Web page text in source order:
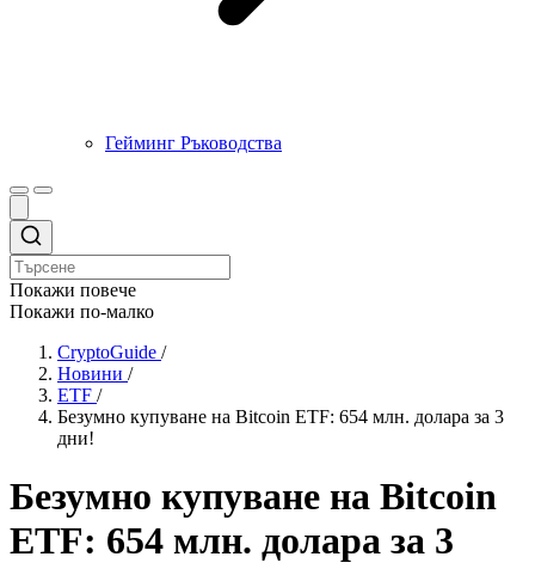
Гейминг Ръководства
Покажи повече
Покажи по-малко
CryptoGuide /
Новини /
ETF /
Безумно купуване на Bitcoin ETF: 654 млн. долара за 3
дни!
Безумно купуване на Bitcoin
ETF: 654 млн. долара за 3